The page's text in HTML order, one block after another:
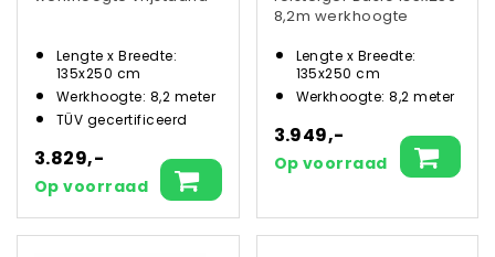
Lengte x Breedte:
135x250 cm
Werkhoogte: 8,2 meter
TÜV gecertificeerd
3.829,-
Op voorraad
8,2m werkhoogte
Lengte x Breedte:
135x250 cm
Werkhoogte: 8,2 meter
3.949,-
Op voorraad